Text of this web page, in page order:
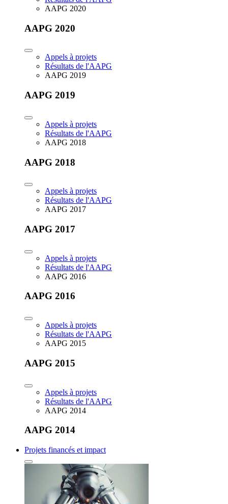
AAPG 2020
AAPG 2020
Appels à projets
Résultats de l'AAPG
AAPG 2019
AAPG 2019
Appels à projets
Résultats de l'AAPG
AAPG 2018
AAPG 2018
Appels à projets
Résultats de l'AAPG
AAPG 2017
AAPG 2017
Appels à projets
Résultats de l'AAPG
AAPG 2016
AAPG 2016
Appels à projets
Résultats de l'AAPG
AAPG 2015
AAPG 2015
Appels à projets
Résultats de l'AAPG
AAPG 2014
AAPG 2014
Projets financés et impact